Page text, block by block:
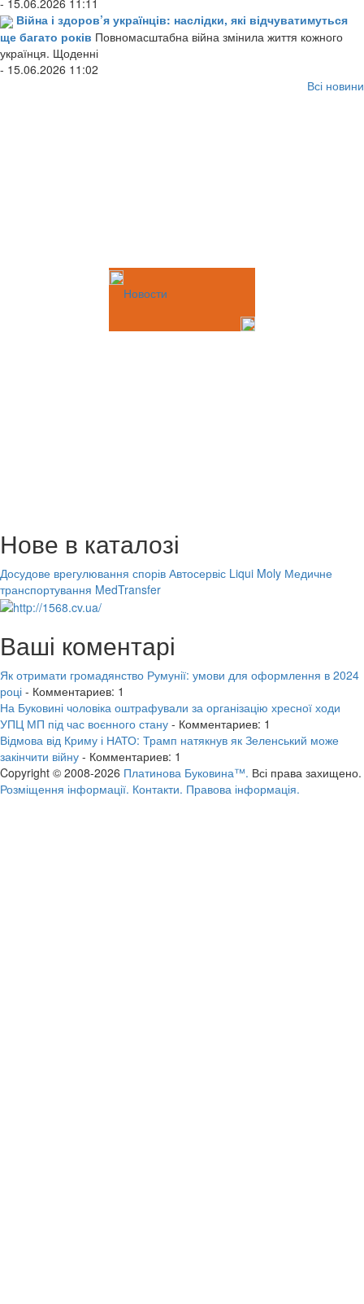
- 15.06.2026 11:11
Війна і здоров’я українців: наслідки, які відчуватимуться
ще багато років Повномасштабна війна змінила життя кожного
українця. Щоденні
- 15.06.2026 11:02
Всі новини
Новости
Нове в каталозі
Досудове врегулювання спорів Автосервіс Liqui Moly Медичне
транспортування MedTransfer
Ваші коментарі
Як отримати громадянство Румунії: умови для оформлення в 2024
році - Комментариев: 1
На Буковині чоловіка оштрафували за організацію хресної ходи
УПЦ МП під час воєнного стану - Комментариев: 1
Відмова від Криму і НАТО: Трамп натякнув як Зеленський може
закінчити війну - Комментариев: 1
Copyright © 2008-2026 Платинова Буковина™. Всі права захищено.
Розміщення інформації. Контакти. Правова інформація.